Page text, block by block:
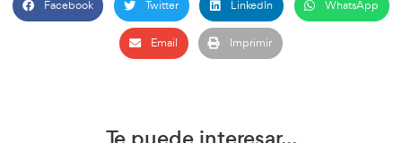
principales claves para el tratamiento de la Educación y la
el mundo del aprendizaje virtual, destacando la importancia
pedagógico específico para la modalidad e-Learning y
acreditadas. Hizo hincapié en que los valores de la